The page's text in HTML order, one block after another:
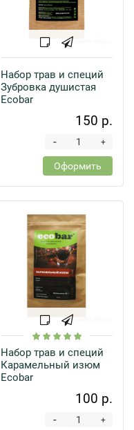
Набор трав и специй
Зубровка душистая
Ecobar
150 р.
+
-
Оформить
Набор трав и специй
Карамельный изюм
Ecobar
100 р.
+
-